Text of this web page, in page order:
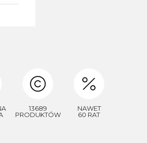
13689
PRODUKTÓW
NAWET
60 RAT